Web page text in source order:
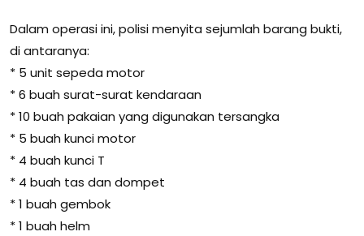
Dalam operasi ini, polisi menyita sejumlah barang bukti,
di antaranya:
* 5 unit sepeda motor
* 6 buah surat-surat kendaraan
* 10 buah pakaian yang digunakan tersangka
* 5 buah kunci motor
* 4 buah kunci T
* 4 buah tas dan dompet
* 1 buah gembok
* 1 buah helm